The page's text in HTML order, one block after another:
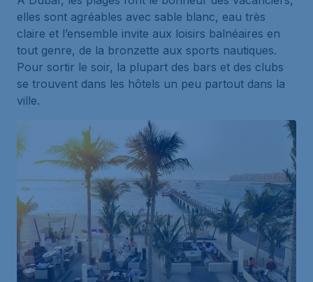
elles sont agréables avec sable blanc, eau très
claire et l’ensemble invite aux loisirs balnéaires en
tout genre, de la bronzette aux sports nautiques.
Pour sortir le soir, la plupart des bars et des clubs
se trouvent dans les hôtels un peu partout dans la
ville.